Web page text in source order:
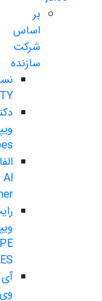
بر
اساس
شرکت
سازنده
Al
آی
وی